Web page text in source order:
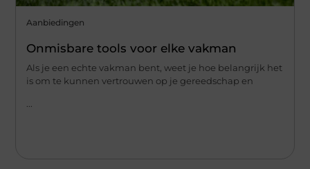
Aanbiedingen
Onmisbare tools voor elke vakman
Als je een echte vakman bent, weet je hoe belangrijk het
is om te kunnen vertrouwen op je gereedschap en
...